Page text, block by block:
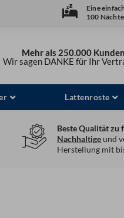
Eine
100
Mehr als 250.000 Kunden
Wir sagen DANKE für Ihr
Lattenroste
Beste Qualität zu
Nachhaltige und
Herstellung mit